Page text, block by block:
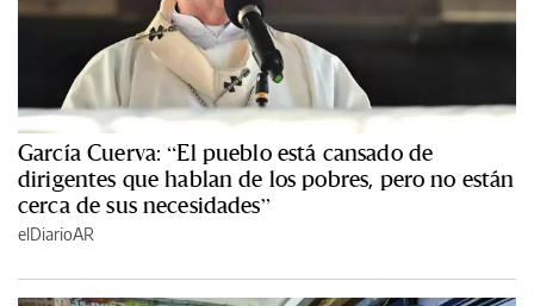
García Cuerva: “El pueblo está cansado de
dirigentes que hablan de los pobres, pero no están
cerca de sus necesidades”
elDiarioAR